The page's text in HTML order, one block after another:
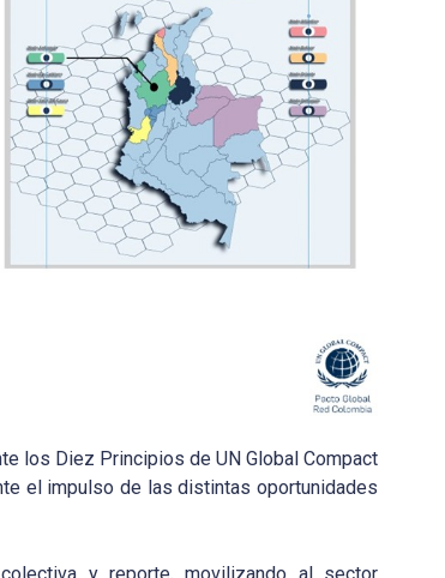
los Diez Principios de UN Global Compact
el impulso de las distintas oportunidades